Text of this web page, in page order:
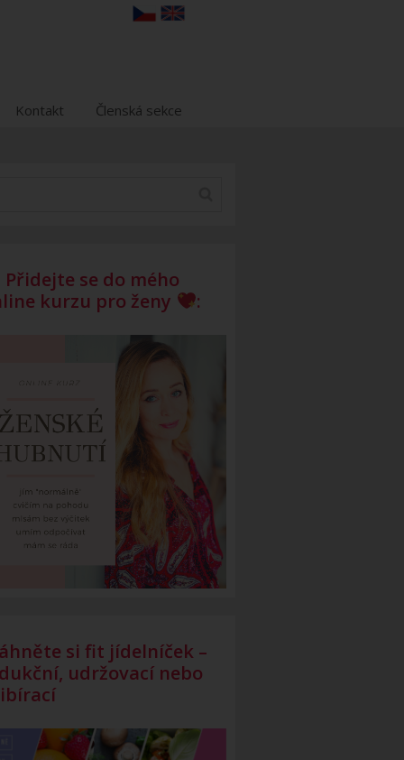
Kontakt Členská sekce
Přidejte se do mého
kurzu pro ženy
:
si fit jídelníček –
udržovací nebo